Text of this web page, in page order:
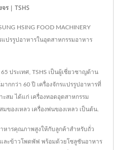
ร | TSHS
HSING FOOD MACHINERY
ปรรูปอาหารในอุตสาหกรรมอาหาร
ประเทศ, TSHS เป็นผู้เชี่ยวชาญด้าน
ากกว่า 60 ปี เครื่องจักรแปรรูปอาหารที่
ะสม ได้แก่ เครื่องทอดอุตสาหกรรม
ของเหลว เครื่องพ่นของเหลว เป็นต้น.
าหารคุณภาพสูงให้กับลูกค้าสำหรับถั่ว
ละข้าวโพดพัฟ พร้อมด้วยโซลูชันอาหาร